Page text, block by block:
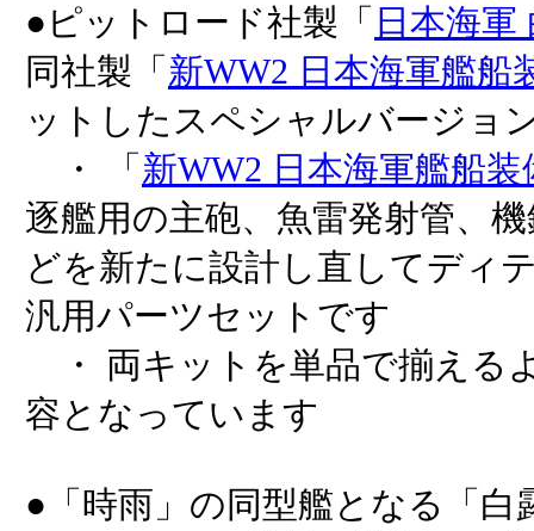
●ピットロード社製「 日本海軍
同社製「 新WW2 日本海軍艦船
ットしたスペシャルバージョ
・ 「 新WW2 日本海軍艦船
逐艦用の主砲、魚雷発射管、
どを新たに設計し直してディ
汎用パーツセットです
・ 両キットを単品で揃える
容となっています
●「時雨」の同型艦となる「白